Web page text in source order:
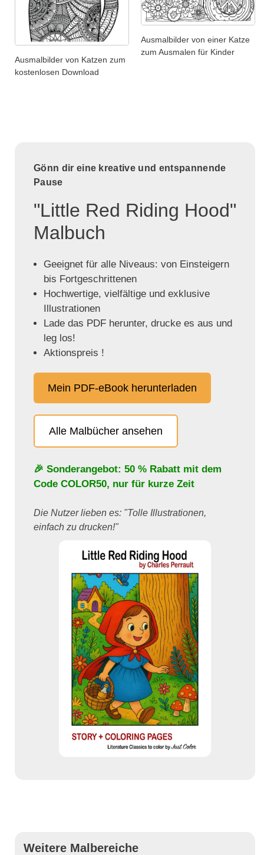
Ausmalbilder von Katzen zum
kostenlosen Download
Ausmalbilder von einer Katze
zum Ausmalen für Kinder
Gönn dir eine kreative und entspannende
Pause
"Little Red Riding Hood"
Malbuch
Geeignet für alle Niveaus: von Einsteigern
bis Fortgeschrittenen
Hochwertige, vielfältige und exklusive
Illustrationen
Lade das PDF herunter, drucke es aus und
leg los!
Aktionspreis !
Mein PDF-eBook herunterladen
Alle Malbücher ansehen
🎉 Sonderangebot: 50 % Rabatt mit dem
Code COLOR50, nur für kurze Zeit
Die Nutzer lieben es: "Tolle Illustrationen,
einfach zu drucken!"
Weitere Malbereiche